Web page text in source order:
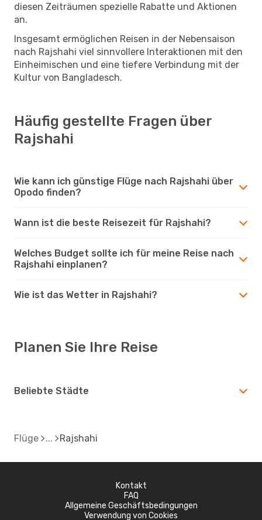
diesen Zeiträumen spezielle Rabatte und Aktionen
an.
Insgesamt ermöglichen Reisen in der Nebensaison
nach Rajshahi viel sinnvollere Interaktionen mit den
Einheimischen und eine tiefere Verbindung mit der
Kultur von Bangladesch.
Häufig gestellte Fragen über
Rajshahi
Wie kann ich günstige Flüge nach Rajshahi über
Opodo finden?
Wann ist die beste Reisezeit für Rajshahi?
Welches Budget sollte ich für meine Reise nach
Rajshahi einplanen?
Wie ist das Wetter in Rajshahi?
Planen Sie Ihre Reise
Beliebte Städte
Flüge Rajshahi
Kontakt
FAQ
Allgemeine Geschäftsbedingungen
Verwendung von Cookies